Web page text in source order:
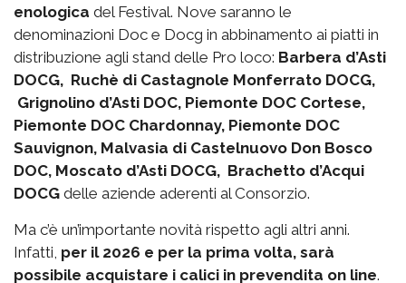
enologica del Festival. Nove saranno le
denominazioni Doc e Docg in abbinamento ai piatti in
distribuzione agli stand delle Pro loco: Barbera d’Asti
DOCG, Ruchè di Castagnole Monferrato DOCG,
Grignolino d’Asti DOC, Piemonte DOC Cortese,
Piemonte DOC Chardonnay, Piemonte DOC
Sauvignon, Malvasia di Castelnuovo Don Bosco
DOC, Moscato d’Asti DOCG, Brachetto d’Acqui
DOCG delle aziende aderenti al Consorzio.
Ma c’è un’importante novità rispetto agli altri anni.
Infatti, per il 2026 e per la prima volta, sarà
possibile acquistare i calici in prevendita on line.